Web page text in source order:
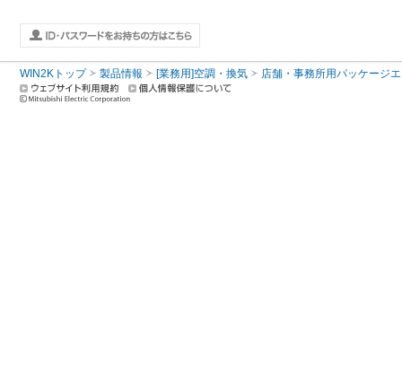
WIN2Kトップ 製品情報 [業務用]空調・換気 店舗・事務所用パッケージ